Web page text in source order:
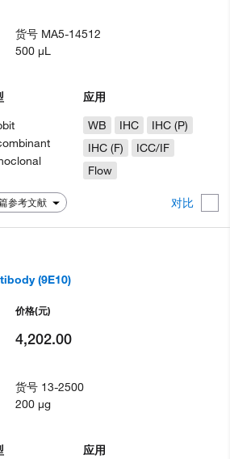
参考文献 对比
应用
WB
IHC
IHC (P)
IHC (F)
ICC/IF
Flow
货号 MA5-14512
500 µL
(9E10)
应用
价格(元)
4,202.00
货号 13-2500
200 µg